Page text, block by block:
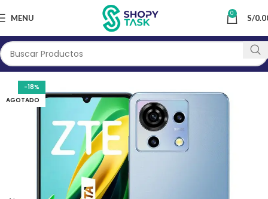
MENU 0 S/
-18%
AGOTADO